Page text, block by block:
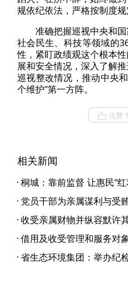
规依纪依法，严格按制度
准确把握巡视中央和
社会民生、科技等领域的
性，紧盯政绩观这个根本
展和安全情况，深入了解
巡视整改情况，推动中央
个维护”第一方阵。
点赞 1
相关新闻
桐城：靠前监督 让惠民“
党员干部为亲属谋利与受
收受亲属财物并纵容默许
借用及收受管理和服务对